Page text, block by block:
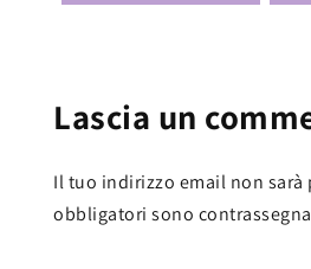
Lascia un
Il tuo indirizzo email non sarà
obbligatori sono